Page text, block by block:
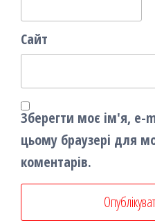
Сайт
Зберегти моє ім'я, e-
цьому браузері для
коментарів.